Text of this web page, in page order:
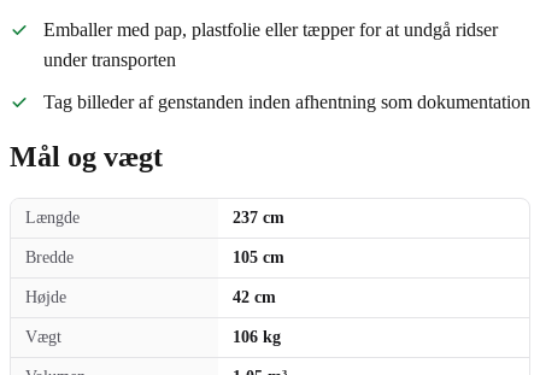
Emballer med pap, plastfolie eller tæpper for at undgå ridser
under transporten
Tag billeder af genstanden inden afhentning som dokumentation
Mål og vægt
Længde 237 cm
Bredde 105 cm
Højde 42 cm
Vægt 106 kg